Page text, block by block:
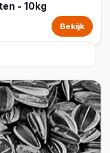
- 10kg
Bekijk